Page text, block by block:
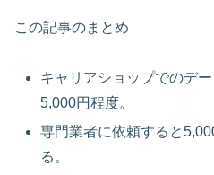
この記事のまとめ
キャリアショップでのデ
5,000円程度。
専門業者に依頼すると
る。